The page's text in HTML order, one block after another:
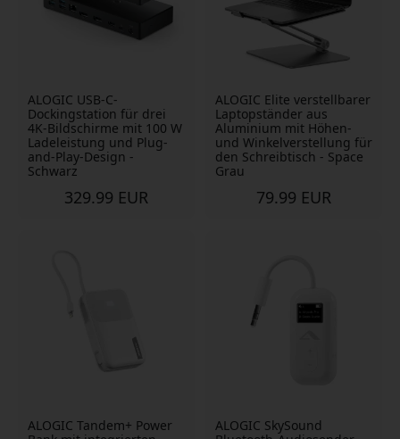
ALOGIC USB-C-
Dockingstation für drei
4K-Bildschirme mit 100 W
Ladeleistung und Plug-
and-Play-Design -
Schwarz
329.99 EUR
ALOGIC Elite verstellbarer
Laptopständer aus
Aluminium mit Höhen-
und Winkelverstellung für
den Schreibtisch - Space
Grau
79.99 EUR
ALOGIC Tandem+ Power
ALOGIC SkySound